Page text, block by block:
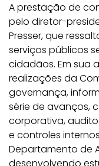
A prestação de
pelo diretor-
Presser, que
serviços públicos
cidadãos. Em sua
realizações da
governança,
série de avanços,
corporativa,
e controles
Departamento de